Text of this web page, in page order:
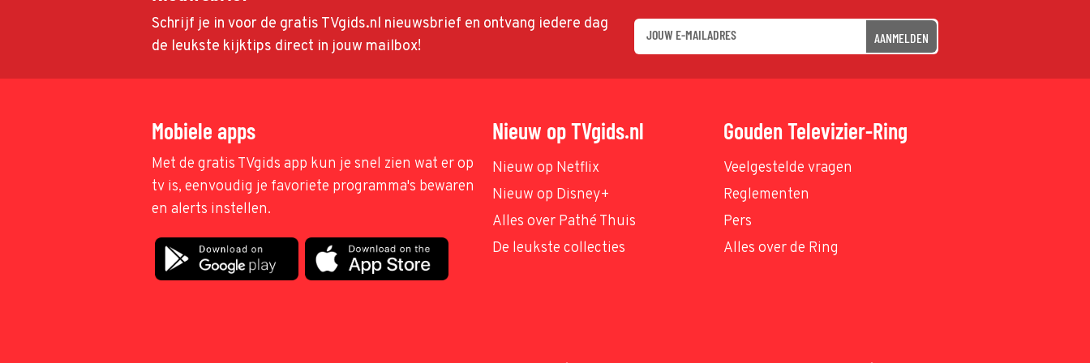
Schrijf je in voor de gratis TVgids.nl nieuwsbrief en ontvang iedere dag
de leukste kijktips direct in jouw mailbox!
AANMELDEN
Mobiele apps
Met de gratis TVgids app kun je snel zien wat er op
tv is, eenvoudig je favoriete programma's bewaren
en alerts instellen.
Nieuw op TVgids.nl
Nieuw op Netflix
Nieuw op Disney+
Alles over Pathé Thuis
De leukste collecties
Gouden Televizier-Ring
Veelgestelde vragen
Reglementen
Pers
Alles over de Ring